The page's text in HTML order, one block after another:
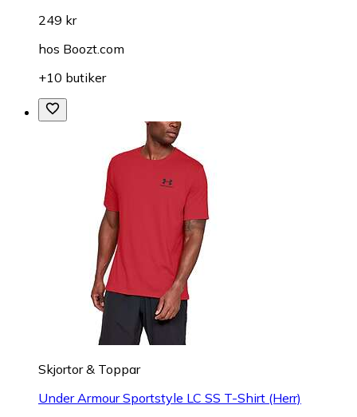
249 kr
hos Boozt.com
+10 butiker
Skjortor & Toppar
Under Armour Sportstyle LC SS T-Shirt (Herr)